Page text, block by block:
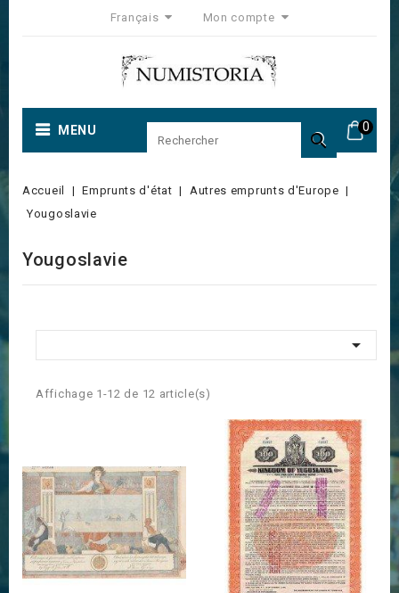
Français Mon compte
0
MENU 
Accueil Emprunts d'état
Autres emprunts d'Europe
Yougoslavie
Yougoslavie

Affichage 1-12 de 12 article(s)